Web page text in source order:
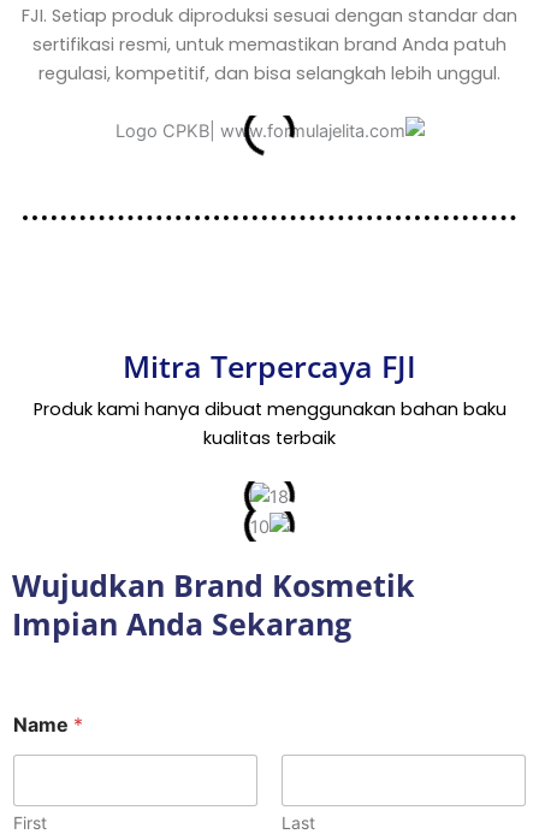
FJI. Setiap produk diproduksi sesuai dengan standar dan
sertifikasi resmi, untuk memastikan brand Anda patuh
regulasi, kompetitif, dan bisa selangkah lebih unggul.
Mitra Terpercaya FJI
Produk kami hanya dibuat menggunakan bahan baku
kualitas terbaik
Wujudkan Brand Kosmetik
Impian Anda Sekarang
Name *
First Last